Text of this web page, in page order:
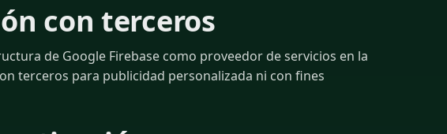
con terceros
de Google Firebase como proveedor de servicios en la
terceros para publicidad personalizada ni con fines